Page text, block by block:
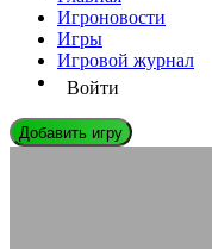
Игроновости
Игры
Игровой журнал
Войти
Добавить игру